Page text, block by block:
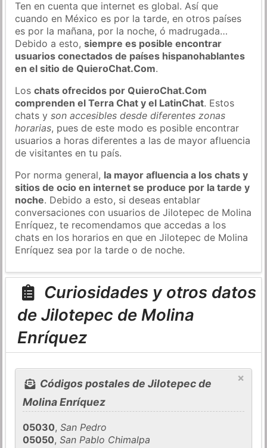
Ten en cuenta que internet es global. Así que
cuando en México es por la tarde, en otros países
es por la mañana, por la noche, ó madrugada…
Debido a esto,siempre es posible encontrar
usuarios conectados de países hispanohablantes
en el sitio de QuieroChat.Com.
Loschats ofrecidos por QuieroChat.Com
comprenden el Terra Chat y el LatinChat. Estos
chats yson accesibles desde diferentes zonas
horarias, pues de este modo es posible encontrar
usuarios a horas diferentes a las de mayor afluencia
de visitantes en tu país.
Por norma general, la mayor afluencia a los chats y
sitios de ocio en internet se produce por la tarde y
noche. Debido a esto, si deseas entablar
conversaciones con usuarios de Jilotepec de Molina
Enríquez, te recomendamos que accedas a los
chats en los horarios en que en Jilotepec de Molina
Enríquez sea por la tarde o de noche.
Curiosidades y otros datos
de Jilotepec de Molina
Enríquez
×
Códigos postales de Jilotepec de
Molina Enríquez
05030,San Pedro
05050,San Pablo Chimalpa